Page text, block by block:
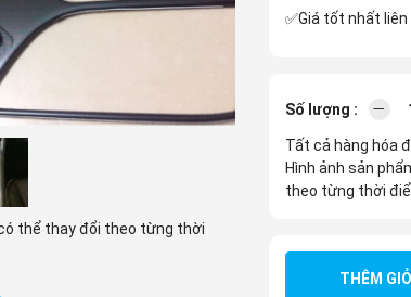
thể thay đổi theo từng thời
✅Giá tốt nhất
Số lượng :
Tất cả hàng hóa
Hình ảnh sản
theo từng thời
THÊM